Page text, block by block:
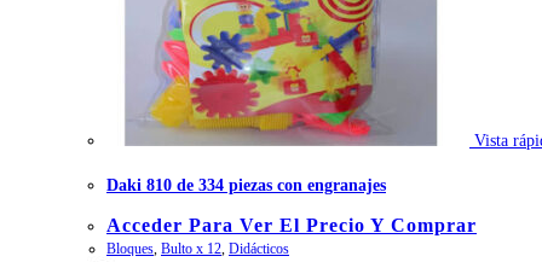
Vista
Daki 810 de 334 piezas con engranajes
Acceder Para Ver El Precio Y Comprar
Bloques, Bulto x 12, Didácticos